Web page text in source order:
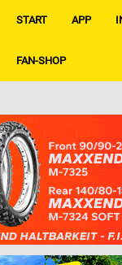
START APP
FAN-SHOP